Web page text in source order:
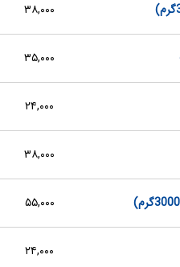
۳۸,۰۰۰
۳۵,۰۰۰
۲۴,۰۰۰
۳۸,۰۰۰
۵۵,۰۰۰
۲۴,۰۰۰